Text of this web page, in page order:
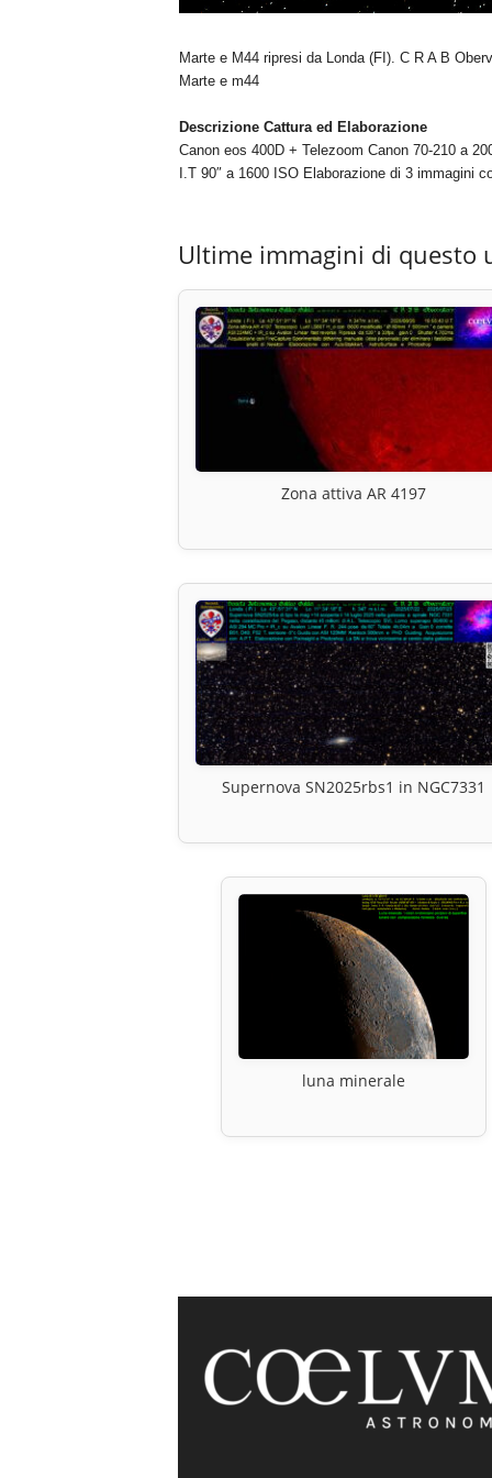
Marte e M44 ripresi da Londa (FI). C R A B
Marte e m44
Descrizione Cattura ed Elaborazione
Canon eos 400D + Telezoom Canon 70-210 a
I.T 90″ a 1600 ISO Elaborazione di 3 immagini
Ultime immagini di questo
Zona attiva AR 4197
Supernova SN2025rbs1 in NGC7331
luna minerale